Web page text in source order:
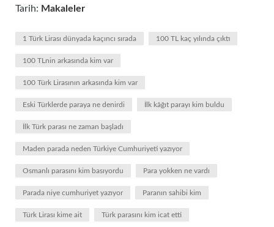
Tarih: Makaleler
1 Türk Lirası dünyada kaçıncı sırada 100 TL kaç yılında çıktı
100 TLnin arkasında kim var
100 Türk Lirasının arkasında kim var
Eski Türklerde paraya ne denirdi İlk kâğıt parayı kim buldu
İlk Türk parası ne zaman başladı
Maden parada neden Türkiye Cumhuriyeti yazıyor
Osmanlı parasını kim basıyordu Para yokken ne vardı
Parada niye cumhuriyet yazıyor Paranın sahibi kim
Türk Lirası kime ait Türk parasını kim icat etti